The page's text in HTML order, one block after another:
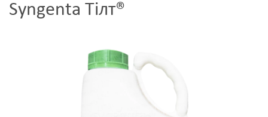
Syngenta Тілт®